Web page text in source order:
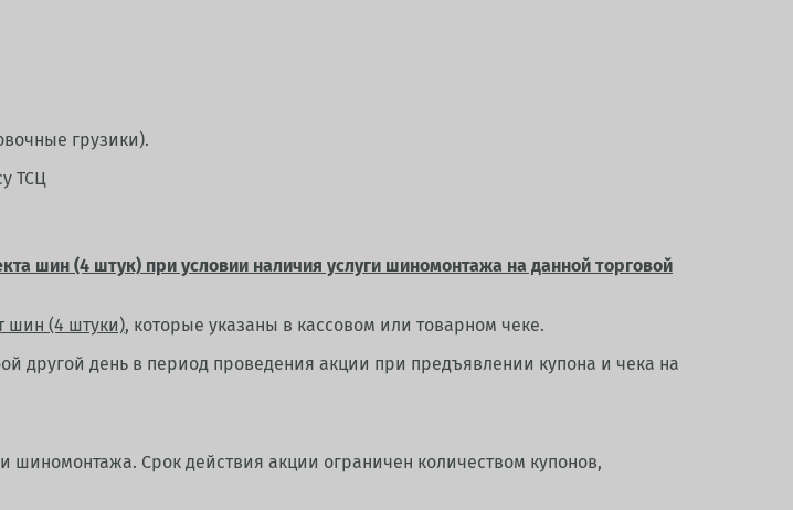
грузики).
ТСЦ
шин (4 штук) при условии наличия услуги шиномонтажа на данной торговой
шин (4 штуки), которые указаны в кассовом или товарном чеке.
другой день в период проведения акции при предъявлении купона и чека на
шиномонтажа. Срок действия акции ограничен количеством купонов,